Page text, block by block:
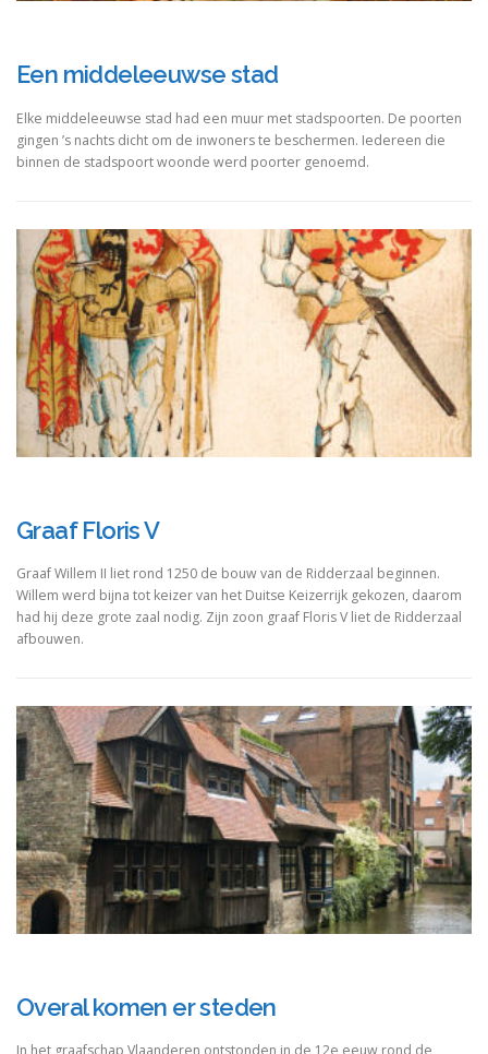
Een middeleeuwse stad
Elke middeleeuwse stad had een muur met stadspoorten. De poorten
gingen ’s nachts dicht om de inwoners te beschermen. Iedereen die
binnen de stadspoort woonde werd poorter genoemd.
Graaf Floris V
Graaf Willem II liet rond 1250 de bouw van de Ridderzaal beginnen.
Willem werd bijna tot keizer van het Duitse Keizerrijk gekozen, daarom
had hij deze grote zaal nodig. Zijn zoon graaf Floris V liet de Ridderzaal
afbouwen.
Overal komen er steden
In het graafschap Vlaanderen ontstonden in de 12e eeuw rond de